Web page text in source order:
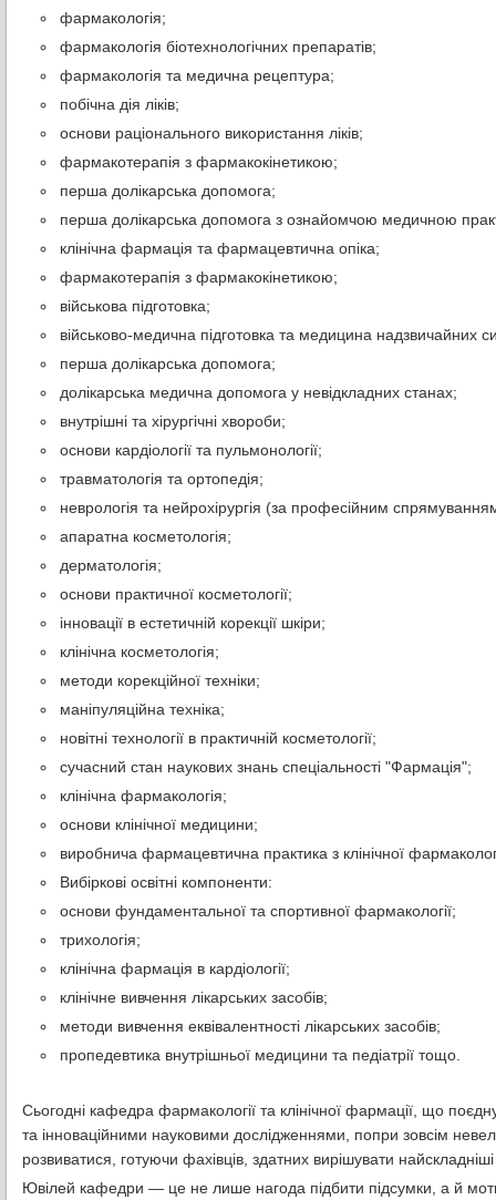
фармакологія;
фармакологія біотехнологічних препаратів;
фармакологія та медична рецептура;
побічна дія ліків;
основи раціонального використання ліків;
фармакотерапія з фармакокінетикою;
перша долікарська допомога;
перша долікарська допомога з ознайомчою медичною
клінічна фармація та фармацевтична опіка;
фармакотерапія з фармакокінетикою;
військова підготовка;
військово-медична підготовка та медицина надзвичайних
перша долікарська допомога;
долікарська медична допомога у невідкладних станах;
внутрішні та хірургічні хвороби;
основи кардіології та пульмонології;
травматологія та ортопедія;
неврологія та нейрохірургія (за професійним
апаратна косметологія;
дерматологія;
основи практичної косметології;
інновації в естетичній корекції шкіри;
клінічна косметологія;
методи корекційної техніки;
маніпуляційна техніка;
новітні технології в практичній косметології;
сучасний стан наукових знань спеціальності "Фармація";
клінічна фармакологія;
основи клінічної медицини;
виробнича фармацевтична практика з клінічної
Вибіркові освітні компоненти:
основи фундаментальної та спортивної фармакології;
трихологія;
клінічна фармація в кардіології;
клінічне вивчення лікарських засобів;
методи вивчення еквівалентності лікарських засобів;
пропедевтика внутрішньої медицини та педіатрії тощо.
Сьогодні кафедра фармакології та клінічної фармації, що
та інноваційними науковими дослідженнями, попри зовсім
розвиватися, готуючи фахівців, здатних вирішувати
Ювілей кафедри — це не лише нагода підбити підсумки, а й